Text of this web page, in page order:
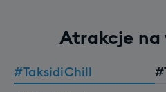
Atrakcje na
#TaksidiChill